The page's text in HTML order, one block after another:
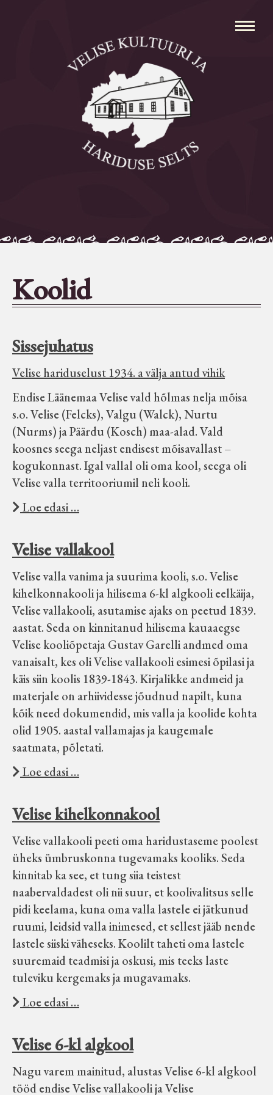
Avaleht
Aleksei Parnabas
Sillaotsa Talumuuseum
Seltsid-ühingud
Tuletõrje
Õpperada
Muud koduloolist Velise mailt
Märjamaa ümbruse valdade
elanike nimekirjad seisuga
Velise kultuuri ja hariduse selts
Virtuaalnäitused
Otsi
Tagasiside
Koduleht on teoks saanud tänu Sillaotsa
Muuseumisõprade Seltsingu, Kohaliku
Omaalgatuse Programmi ja Märjamaa
Vallavalitsuse abile.
Koolid
Sissejuhatus
Velise hariduselust 1934. a välja antud vihik
Endise Läänemaa Velise vald hõlmas nelja mõisa
s.o. Velise (Felcks), Valgu (Walck), Nurtu
(Nurms) ja Päärdu (Kosch) maa-alad. Vald
koosnes seega neljast endisest mõisavallast –
kogukonnast. Igal vallal oli oma kool, seega oli
Velise valla territooriumil neli kooli.
Loe edasi …
Velise vallakool
Velise valla vanima ja suurima kooli, s.o. Velise
kihelkonnakooli ja hilisema 6-kl algkooli eelkäija,
Velise vallakooli, asutamise ajaks on peetud 1839.
aastat. Seda on kinnitanud hilisema kauaaegse
Velise kooliõpetaja Gustav Garelli andmed oma
vanaisalt, kes oli Velise vallakooli esimesi õpilasi ja
käis siin koolis 1839-1843. Kirjalikke andmeid ja
materjale on arhiividesse jõudnud napilt, kuna
kõik need dokumendid, mis valla ja koolide kohta
olid 1905. aastal vallamajas ja kaugemale
saatmata, põletati.
Loe edasi …
Velise kihelkonnakool
Velise vallakooli peeti oma haridustaseme poolest
üheks ümbruskonna tugevamaks kooliks. Seda
kinnitab ka see, et tung siia teistest
naabervaldadest oli nii suur, et koolivalitsus selle
pidi keelama, kuna oma valla lastele ei jätkunud
ruumi, leidsid valla inimesed, et sellest jääb nende
lastele siiski väheseks. Koolilt taheti oma lastele
suuremaid teadmisi ja oskusi, mis teeks laste
tuleviku kergemaks ja mugavamaks.
Loe edasi …
Velise 6-kl algkool
Nagu varem mainitud, alustas Velise 6-kl algkool
tööd endise Velise vallakooli ja Velise